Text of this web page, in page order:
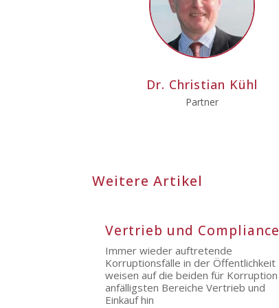
Dr. Christian Kühl
Partner
Weitere Artikel
Vertrieb und Compliance
Immer wieder auftretende
Korruptionsfälle in der Öffentlichkeit
weisen auf die beiden für Korruption
anfälligsten Bereiche Vertrieb und
Einkauf hin